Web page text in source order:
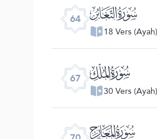
64 ﯭ
18 Vers (Ayah)
67 ﯰ
30 Vers (Ayah)
ﯳ